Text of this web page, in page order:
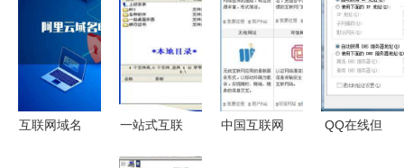
务的价值与
策略
域名注册服
战与应对
式互联网域
名注册解决
方案
门牌与身份
标识
互联网域名
一站式互联
中国互联网
QQ在线但